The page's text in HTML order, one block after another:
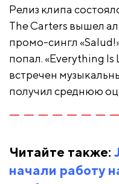
Релиз клипа
The Carters вышел
промо-сингл
попал. «Everything
встречен
получил среднюю
Читайте также:
начали работу